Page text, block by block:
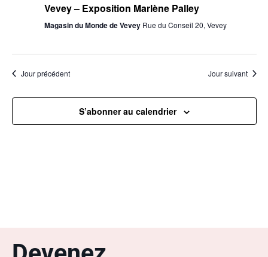
Vevey – Exposition Marlène Palley
Magasin du Monde de Vevey Rue du Conseil 20, Vevey
Jour précédent Jour suivant
S’abonner au calendrier